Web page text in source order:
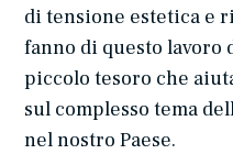
di tensione estetica e
fanno di questo lavoro
piccolo tesoro che
sul complesso tema
nel nostro Paese.